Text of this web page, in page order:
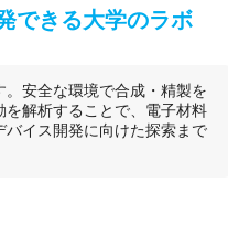
できる大学のラボ
安全な環境で合成・精製を
解析することで、電子材料
イス開発に向けた探索まで